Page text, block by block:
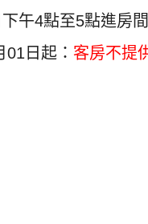
午4點至5點進房間
日起： 客房不提